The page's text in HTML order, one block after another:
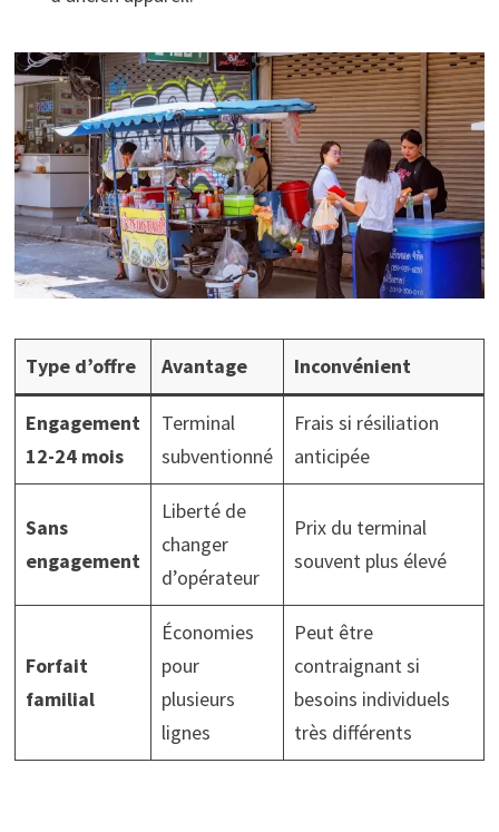
Type d’offre Avantage Inconvénient
Engagement
12-24 mois
Terminal
subventionné
Frais si résiliation
anticipée
Sans
engagement
Liberté de
changer
d’opérateur
Prix du terminal
souvent plus élevé
Forfait
familial
Économies
pour
plusieurs
lignes
Peut être
contraignant si
besoins individuels
très différents